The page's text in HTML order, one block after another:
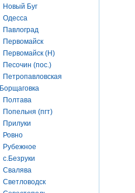
Новый Буг
Одесса
Павлоград
Первомайск
Первомайск (Н)
Песочин (пос.)
Петропавловская
Борщаговка
Полтава
Попельня (пгт)
Прилуки
Ровно
Рубежное
с.Безруки
Свалява
Светловодск